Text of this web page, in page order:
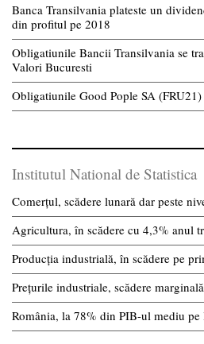
Banca Transilvania plateste un
din profitul pe 2018
Obligatiunile Bancii Transilvania se
Valori Bucuresti
Obligatiunile Good Pople SA
Institutul National de Statistica
Comerțul, scădere lunară dar peste
Agricultura, în scădere cu 4,3% anul
Producția industrială, în scădere pe
Prețurile industriale, scădere
România, la 78% din PIB-ul mediu